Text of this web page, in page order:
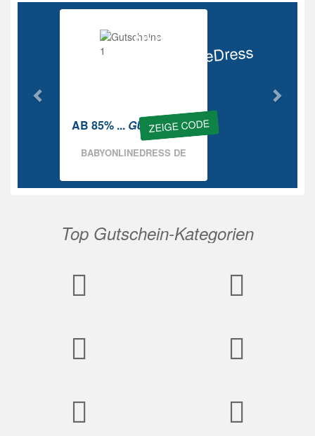
Ab 85%
BabyOnlineDress
ZEIGE CODE
AB 85% ... GUTSCHEIN
BABYONLINEDRESS DE
Vorherige
Top Gutschein-Kategorien